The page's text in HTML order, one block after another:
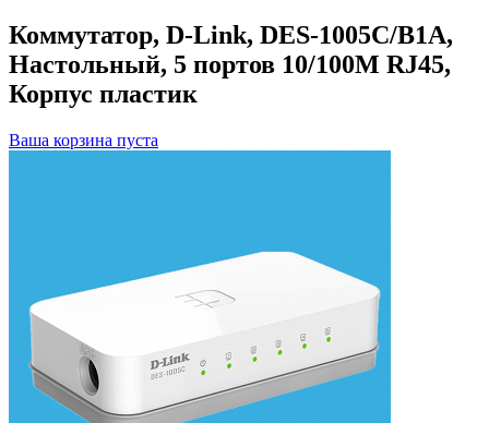
Коммутатор, D-Link, DES-1005C/B1A,
Настольный, 5 портов 10/100M RJ45,
Корпус пластик
Ваша корзина пуста